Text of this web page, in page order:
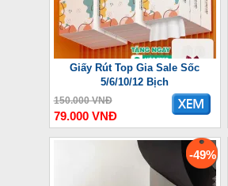
Giấy Rút Top Gia Sale Sốc
5/6/10/12 Bịch
150.000 VNĐ
79.000 VNĐ
-49%